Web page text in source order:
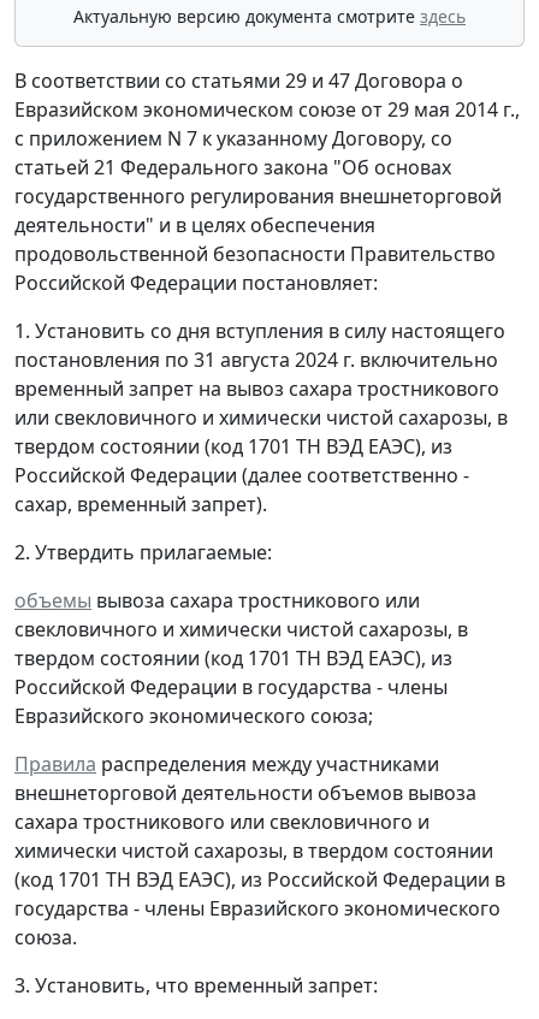
Актуальную версию документа смотрите здесь
В соответствии со статьями 29 и 47 Договора о
Евразийском экономическом союзе от 29 мая 2014 г.,
с приложением N 7 к указанному Договору, со
статьей 21 Федерального закона "Об основах
государственного регулирования внешнеторговой
деятельности" и в целях обеспечения
продовольственной безопасности Правительство
Российской Федерации постановляет:
1. Установить со дня вступления в силу настоящего
постановления по 31 августа 2024 г. включительно
временный запрет на вывоз сахара тростникового
или свекловичного и химически чистой сахарозы, в
твердом состоянии (код 1701 ТН ВЭД ЕАЭС), из
Российской Федерации (далее соответственно -
сахар, временный запрет).
2. Утвердить прилагаемые:
объемы вывоза сахара тростникового или
свекловичного и химически чистой сахарозы, в
твердом состоянии (код 1701 ТН ВЭД ЕАЭС), из
Российской Федерации в государства - члены
Евразийского экономического союза;
Правила распределения между участниками
внешнеторговой деятельности объемов вывоза
сахара тростникового или свекловичного и
химически чистой сахарозы, в твердом состоянии
(код 1701 ТН ВЭД ЕАЭС), из Российской Федерации в
государства - члены Евразийского экономического
союза.
3. Установить, что временный запрет: